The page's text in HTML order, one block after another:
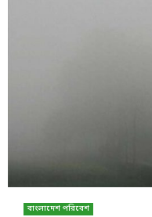
বাংলাদেশ পরিবেশ